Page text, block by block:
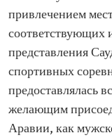
привлечением
соответствующих
представления
спортивных
предоставлялась
желающим
Аравии, как